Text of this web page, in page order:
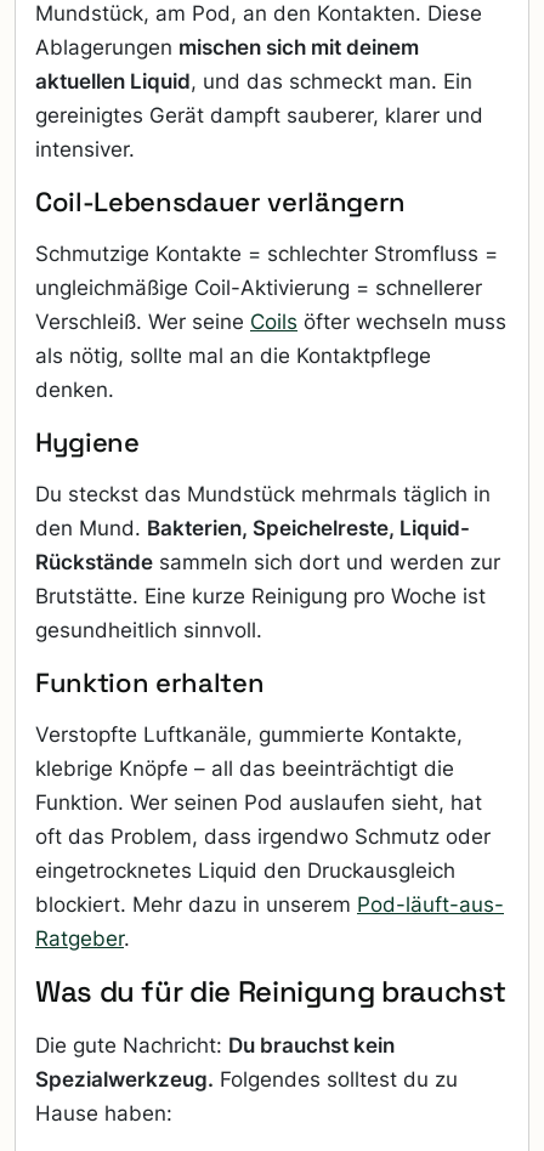
Mundstück, am Pod, an den Kontakten. Diese
Ablagerungen mischen sich mit deinem
aktuellen Liquid, und das schmeckt man. Ein
gereinigtes Gerät dampft sauberer, klarer und
intensiver.
Coil-Lebensdauer verlängern
Schmutzige Kontakte = schlechter Stromfluss =
ungleichmäßige Coil-Aktivierung = schnellerer
Verschleiß. Wer seine Coils öfter wechseln muss
als nötig, sollte mal an die Kontaktpflege
denken.
Hygiene
Du steckst das Mundstück mehrmals täglich in
den Mund. Bakterien, Speichelreste, Liquid-
Rückstände sammeln sich dort und werden zur
Brutstätte. Eine kurze Reinigung pro Woche ist
gesundheitlich sinnvoll.
Funktion erhalten
Verstopfte Luftkanäle, gummierte Kontakte,
klebrige Knöpfe – all das beeinträchtigt die
Funktion. Wer seinen Pod auslaufen sieht, hat
oft das Problem, dass irgendwo Schmutz oder
eingetrocknetes Liquid den Druckausgleich
blockiert. Mehr dazu in unserem Pod-läuft-aus-
Ratgeber.
Was du für die Reinigung brauchst
Die gute Nachricht: Du brauchst kein
Spezialwerkzeug. Folgendes solltest du zu
Hause haben: